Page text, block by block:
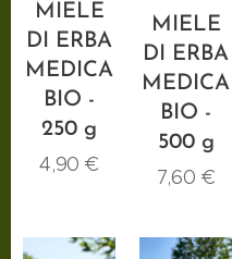
MIELE
DI ERBA
MEDICA
BIO -
250 g
4,90 €
MIELE
DI ERBA
MEDICA
BIO -
500 g
7,60 €